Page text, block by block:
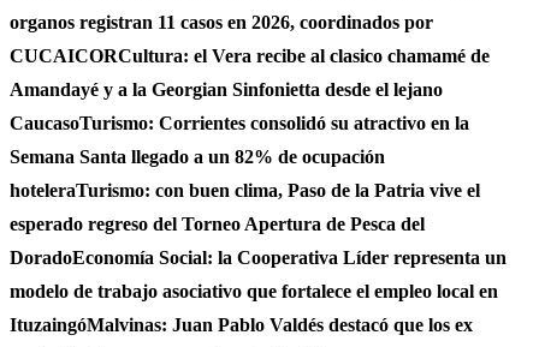
organos registran 11 casos en 2026, coordinados por
CUCAICORCultura: el Vera recibe al clasico chamamé de
Amandayé y a la Georgian Sinfonietta desde el lejano
CaucasoTurismo: Corrientes consolidó su atractivo en la
Semana Santa llegado a un 82% de ocupación
hoteleraTurismo: con buen clima, Paso de la Patria vive el
esperado regreso del Torneo Apertura de Pesca del
DoradoEconomía Social: la Cooperativa Líder representa un
modelo de trabajo asociativo que fortalece el empleo local en
ItuzaingóMalvinas: Juan Pablo Valdés destacó que los ex